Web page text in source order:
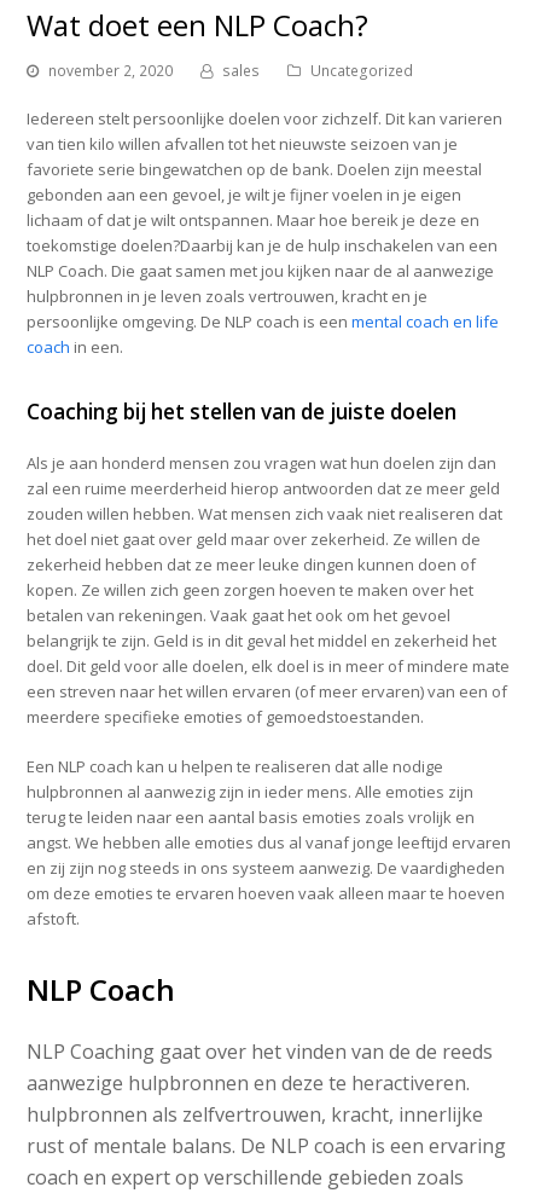
Wat doet een NLP Coach?
november 2, 2020 sales Uncategorized
Iedereen stelt persoonlijke doelen voor zichzelf. Dit kan varieren
van tien kilo willen afvallen tot het nieuwste seizoen van je
favoriete serie bingewatchen op de bank. Doelen zijn meestal
gebonden aan een gevoel, je wilt je fijner voelen in je eigen
lichaam of dat je wilt ontspannen. Maar hoe bereik je deze en
toekomstige doelen?Daarbij kan je de hulp inschakelen van een
NLP Coach. Die gaat samen met jou kijken naar de al aanwezige
hulpbronnen in je leven zoals vertrouwen, kracht en je
persoonlijke omgeving. De NLP coach is eenmental coach en life
coach in een.
Coaching bij het stellen van de juiste doelen
Als je aan honderd mensen zou vragen wat hun doelen zijn dan
zal een ruime meerderheid hierop antwoorden dat ze meer geld
zouden willen hebben. Wat mensen zich vaak niet realiseren dat
het doel niet gaat over geld maar over zekerheid. Ze willen de
zekerheid hebben dat ze meer leuke dingen kunnen doen of
kopen. Ze willen zich geen zorgen hoeven te maken over het
betalen van rekeningen. Vaak gaat het ook om het gevoel
belangrijk te zijn. Geld is in dit geval het middel en zekerheid het
doel. Dit geld voor alle doelen, elk doel is in meer of mindere mate
een streven naar het willen ervaren (of meer ervaren) van een of
meerdere specifieke emoties of gemoedstoestanden.
Een NLP coach kan u helpen te realiseren dat alle nodige
hulpbronnen al aanwezig zijn in ieder mens. Alle emoties zijn
terug te leiden naar een aantal basis emoties zoals vrolijk en
angst. We hebben alle emoties dus al vanaf jonge leeftijd ervaren
en zij zijn nog steeds in ons systeem aanwezig. De vaardigheden
om deze emoties te ervaren hoeven vaak alleen maar te hoeven
afstoft.
NLP Coach
NLP Coaching gaat over het vinden van de de reeds
aanwezige hulpbronnen en deze te heractiveren.
hulpbronnen als zelfvertrouwen, kracht, innerlijke
rust of mentale balans. De NLP coach is een ervaring
coach en expert op verschillende gebieden zoals